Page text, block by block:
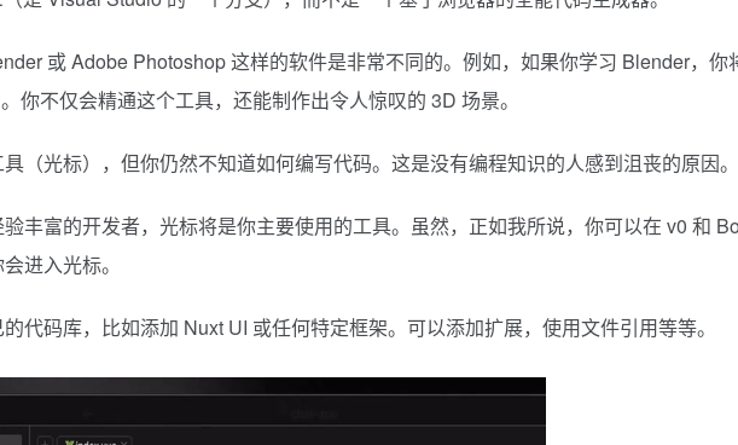
或 Adobe Photoshop 这样的软件是非常不同的。例如，如果你学习 Blender，你
你不仅会精通这个工具，还能制作出令人惊叹的 3D 场景。
（光标），但你仍然不知道如何编写代码。这是没有编程知识的人感到沮丧的原因。
丰富的开发者，光标将是你主要使用的工具。虽然，正如我所说，你可以在 v0 和
进入光标。
代码库，比如添加 Nuxt UI 或任何特定框架。可以添加扩展，使用文件引用等等。